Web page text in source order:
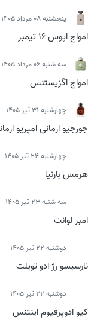
پنجشنبه 08 مرداد 1405
امواج اپوس 16 تیمبر
سه شنبه 06 مرداد 1405
امواج اگزیستنس
چهارشنبه 31 تیر 1405
جورجیو ارمانی امپریو
چهارشنبه 24 تیر 1405
هرمس بارنیا
سه شنبه 23 تیر 1405
امبر لوانت
دوشنبه 22 تیر 1405
نارسیسو رژ ادو تویلت
دوشنبه 22 تیر 1405
کیو ادوپرفیوم اینتنس